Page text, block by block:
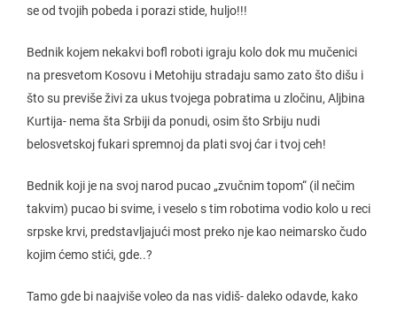
se od tvojih pobeda i porazi stide, huljo!!!
Bednik kojem nekakvi bofl roboti igraju kolo dok mu mučenici
na presvetom Kosovu i Metohiju stradaju samo zato što dišu i
što su previše živi za ukus tvojega pobratima u zločinu, Aljbina
Kurtija- nema šta Srbiji da ponudi, osim što Srbiju nudi
belosvetskoj fukari spremnoj da plati svoj ćar i tvoj ceh!
Bednik koji je na svoj narod pucao „zvučnim topom“ (il nečim
takvim) pucao bi svime, i veselo s tim robotima vodio kolo u reci
srpske krvi, predstavljajući most preko nje kao neimarsko čudo
kojim ćemo stići, gde..?
Tamo gde bi naajviše voleo da nas vidiš- daleko odavde, kako